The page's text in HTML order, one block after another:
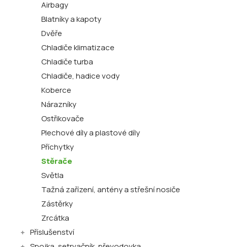
Airbagy
Blatníky a kapoty
Dvěře
Chladiče klimatizace
Chladiče turba
Chladiče, hadice vody
Koberce
Nárazníky
Ostřikovače
Plechové díly a plastové díly
Příchytky
Stěrače
Světla
Tažná zařízení, antény a střešní nosiče
Zástěrky
Zrcátka
Příslušenství